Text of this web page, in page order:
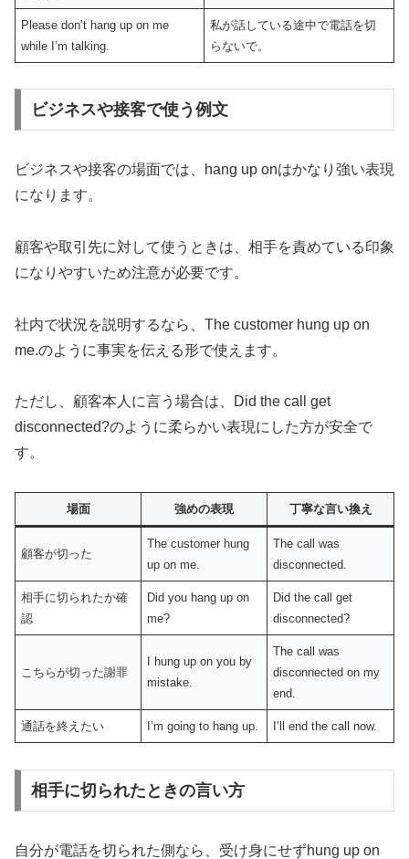
Please don’t hang up on me
while I’m talking.
私が話している途中で電話を切
らないで。
ビジネスや接客で使う例文
ビジネスや接客の場面では、hang up onはかなり強い表現
になります。
顧客や取引先に対して使うときは、相手を責めている印象
になりやすいため注意が必要です。
社内で状況を説明するなら、The customer hung up on
me.のように事実を伝える形で使えます。
ただし、顧客本人に言う場合は、Did the call get
disconnected?のように柔らかい表現にした方が安全で
す。
場面 強めの表現 丁寧な言い換え
顧客が切った
The customer hung
up on me.
The call was
disconnected.
相手に切られたか確
認
Did you hang up on
me?
Did the call get
disconnected?
こちらが切った謝罪
I hung up on you by
mistake.
The call was
disconnected on my
end.
通話を終えたい I’m going to hang up. I’ll end the call now.
相手に切られたときの言い方
自分が電話を切られた側なら、受け身にせずhung up on